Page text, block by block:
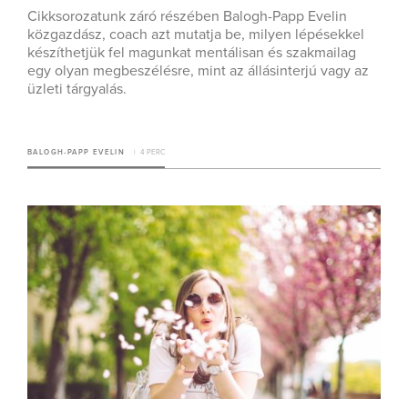
Cikksorozatunk záró részében Balogh-Papp Evelin
közgazdász, coach azt mutatja be, milyen lépésekkel
készíthetjük fel magunkat mentálisan és szakmailag
egy olyan megbeszélésre, mint az állásinterjú vagy az
üzleti tárgyalás.
BALOGH-PAPP EVELIN 4 PERC